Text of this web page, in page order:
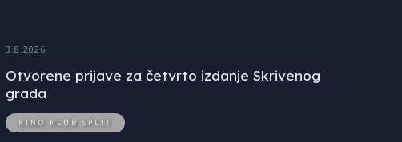
3.8.2026
Otvorene prijave za četvrto izdanje Skrivenog
grada
KINO KLUB SPLIT